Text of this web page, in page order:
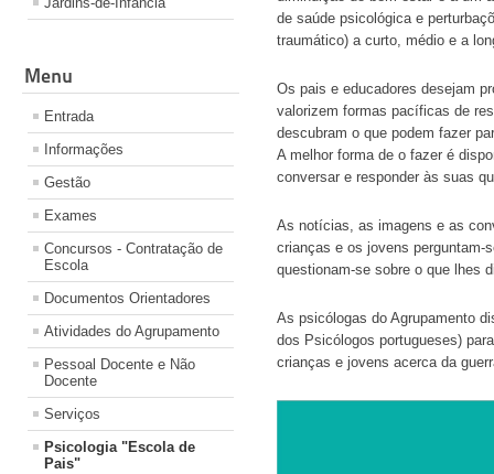
Menu
Entrada
Informações
Gestão
Exames
Concursos - Contratação de
Escola
Documentos Orientadores
Atividades do Agrupamento
Pessoal Docente e Não
Docente
Serviços
Psicologia "Escola de
Pais"
de saúde psicológica e
traumático) a curto, médio e a
Os pais e educadores desejam
valorizem formas pacíficas de
descubram o que podem fazer
A melhor forma de o fazer é
conversar e responder às suas
As notícias, as imagens e as
crianças e os jovens perguntam-
questionam-se sobre o que lhes
As psicólogas do Agrupamento
dos Psicólogos portugueses)
crianças e jovens acerca da